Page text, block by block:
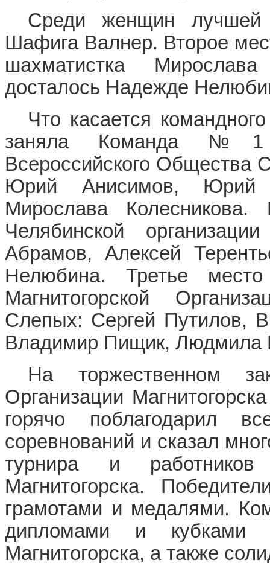
Среди женщин
Шафига Валнер. Второе
шахматистка
досталось Надежде
Что касается
заняла Команда №1
Всероссийского Общества
Юрий Анисимов, Юрий
Мирослава
Челябинской
Абрамов, Алексей
Нелюбина. Третье
Магнитогорской
Слепых: Сергей Путилов,
Владимир Пищик, Людмила
На торжественном
Организации
горячо поблагодарил
соревнований и сказал
турнира и
Магнитогорска.
грамотами и медалями.
дипломами и кубками
Магнитогорска, а также